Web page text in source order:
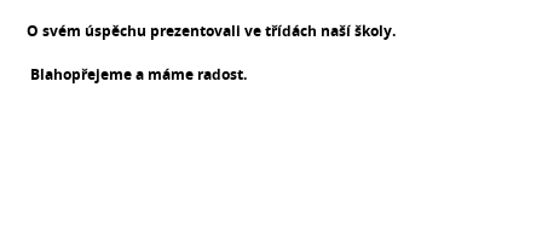
O svém úspěchu prezentovali ve třídách naší školy.
Blahopřejeme a máme radost.